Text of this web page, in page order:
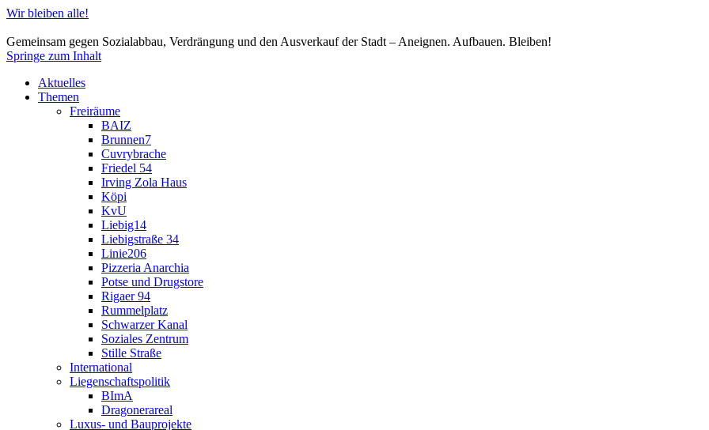
Wir bleiben alle!
Gemeinsam gegen Sozialabbau, Verdrängung und den Ausverkauf der Stadt – Aneignen. Aufbauen. Bleiben!
Springe zum Inhalt
Aktuelles
Themen
Freiräume
BAIZ
Brunnen7
Cuvrybrache
Friedel 54
Irving Zola Haus
Köpi
KvU
Liebig14
Liebigstraße 34
Linie206
Pizzeria Anarchia
Potse und Drugstore
Rigaer 94
Rummelplatz
Schwarzer Kanal
Soziales Zentrum
Stille Straße
International
Liegenschaftspolitik
BImA
Dragonerareal
Luxus- und Bauprojekte